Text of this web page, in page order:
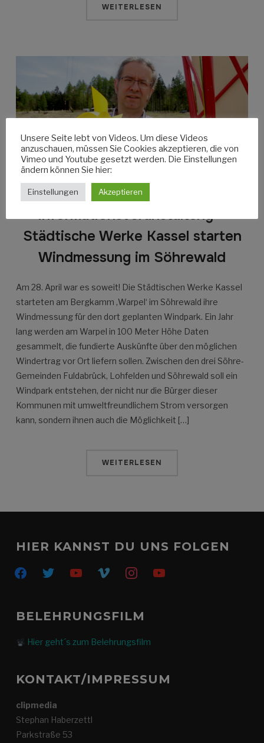
WEITERLESEN
Informationsveranstaltung –
Städtische Werke Kassel starten
Windmessung im Söhrewald
Am 28. April war es soweit! Die Städtischen Werke Kassel
starteten am Bergkamm ‚Warpel‘ im Söhrewald ihre
Windmessung für den dort geplanten Windpark. Ein Jahr
lang werden am Warpel in 100 Meter Höhe Daten
gesammelt, die fundierte Auskünfte über den möglichen
Windertrag vor Ort liefern sollen. Zwischen den drei Söhre-
Gemeinden Fuldabrück, Lohfelden und Söhrewald soll ein
Windpark entstehen, der nicht nur die Bürger dieser
Kommunen mit umweltfreundlichem Strom versorgen
kann, sondern ihnen auch die Möglichkeit […]
WEITERLESEN
HIER KANNST DU UNS FOLGEN
facebooktwitter youtube vimeo instagramyoutube
BELEHRUNGSFILM
Hier geht´s zum Belehrungsfilm
KONTAKT/IMPRESSUM
clipmedia
Stephan Haberzettl
Parkstraße 53
Unsere Seite lebt von Videos. Um diese Videos
anzuschauen, müssen Sie Cookies akzeptieren, die von
Vimeo und Youtube gesetzt werden. Die Einstellungen
ändern können Sie hier:
Einstellungen Akzeptieren